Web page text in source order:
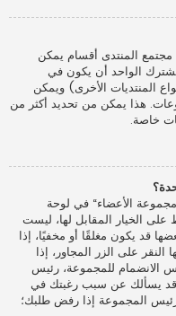
المنتدى أقسام يمكن
الواحد أن يكون في
المنتديات الأخرى) ويمكن
هذا يمكن من تحديد أكثر من
خاصة.
الأعضاء“ في لوحة
الخيار المقابل لها، ليست
قد يكون مغلقًا أو مخفيًا، إذا
على الزر المجاور، إذا
الانضمام للمجموعة، رئيس
يسألك عن سبب رغبتك في
المجموعة إذا رفض طلبك؛